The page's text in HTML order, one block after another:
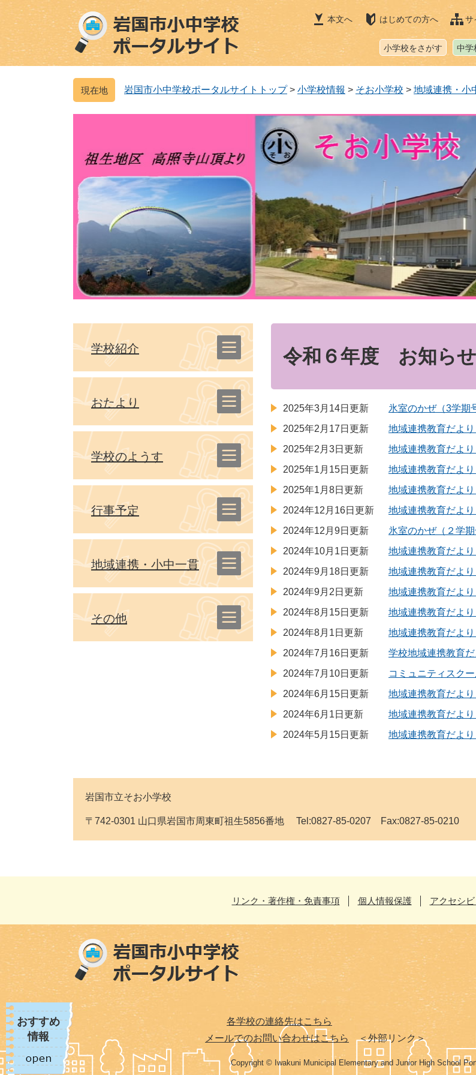
ジ
の
先
ュ
ー
を
本文へ はじめての方へ サ
小学校をさがす 中学
岩国市小中学校ポータルサイトトップ > 小学校情報 > そお小学校 > 地域連携・小
令和６年度 お知らせ
2025年3月14日更新
氷室のかぜ（3学期
2025年2月17日更新
地域連携教育だよ
2025年2月3日更新
地域連携教育だよ
2025年1月15日更新
地域連携教育だよ
2025年1月8日更新
地域連携教育だよ
2024年12月16日更新
地域連携教育だよ
2024年12月9日更新
氷室のかぜ（２学期
2024年10月1日更新
地域連携教育だよ
2024年9月18日更新
地域連携教育だよ
2024年9月2日更新
地域連携教育だよ
2024年8月15日更新
地域連携教育だよ
2024年8月1日更新
地域連携教育だよ
2024年7月16日更新
学校地域連携教育だ
2024年7月10日更新
コミュニティスク
2024年6月15日更新
地域連携教育だよ
2024年6月1日更新
地域連携教育だよ
2024年5月15日更新
地域連携教育だよ
学校紹介
おたより
学校のようす
行事予定
地域連携・小中一貫
その他
岩国市立そお小学校
〒742-0301 山口県岩国市周東町祖生5856番地 Tel:0827-85-0207 Fax:0827-85-0210
リンク・著作権・免責事項 個人情報保護 アクセシビ
各学校の連絡先はこちら
メールでのお問い合わせはこちら
＜外部リンク＞
Copyright © Iwakuni Municipal Elementary and Junior High School
おすすめ
情報